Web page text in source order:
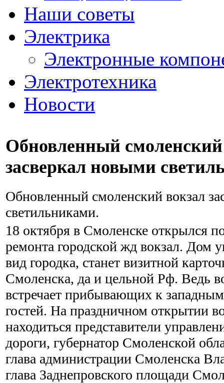
Наши советы
Электрика
Электронные
Электротехника
Новости
Обновленный смоленский
засверкал новыми
Обновленный смоленский вокзал
светильниками.
18 октября в Смоленске открылся
ремонта городской жд вокзал. Дом
вид городка, станет визитной
Смоленска, да и цельной Рф. Ведь
встречает прибывающих к
гостей. На праздничном открытии
находиться представители
дороги, губернатор Смоленской
глава администрации Смоленска
глава Заднепровского площади